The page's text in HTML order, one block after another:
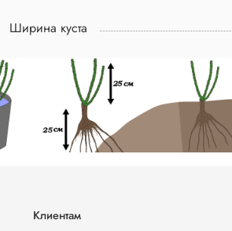
Ширина куста
Клиентам